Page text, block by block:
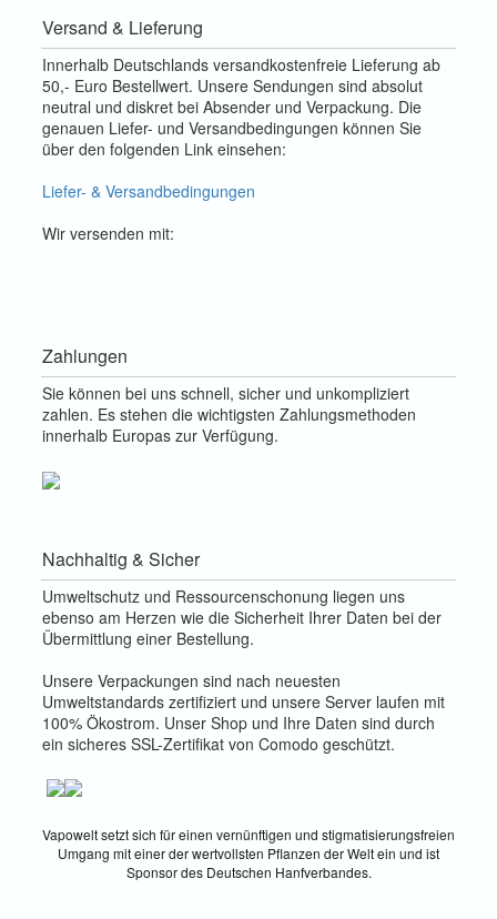
Versand & Lieferung
Innerhalb Deutschlands versandkostenfreie Lieferung ab
50,- Euro Bestellwert. Unsere Sendungen sind absolut
neutral und diskret bei Absender und Verpackung. Die
genauen Liefer- und Versandbedingungen können Sie
über den folgenden Link einsehen:
Liefer- & Versandbedingungen
Wir versenden mit:
Zahlungen
Sie können bei uns schnell, sicher und unkompliziert
zahlen. Es stehen die wichtigsten Zahlungsmethoden
innerhalb Europas zur Verfügung.
Nachhaltig & Sicher
Umweltschutz und Ressourcenschonung liegen uns
ebenso am Herzen wie die Sicherheit Ihrer Daten bei der
Übermittlung einer Bestellung.
Unsere Verpackungen sind nach neuesten
Umweltstandards zertifiziert und unsere Server laufen mit
100% Ökostrom. Unser Shop und Ihre Daten sind durch
ein sicheres SSL-Zertifikat von Comodo geschützt.
Vapowelt setzt sich für einen vernünftigen und stigmatisierungsfreien
Umgang mit einer der wertvollsten Pflanzen der Welt ein und ist
Sponsor des Deutschen Hanfverbandes.